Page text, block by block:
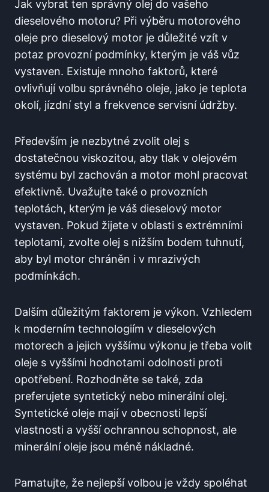
Jak vybrat ten správný olej do vašeho
dieselového motoru? Při výběru motorového
oleje pro dieselový motor je důležité vzít v
potaz provozní podmínky, kterým je váš vůz
vystaven. Existuje mnoho faktorů, které
ovlivňují volbu správného oleje, jako je teplota
okolí, jízdní styl a frekvence servisní údržby.
Především je nezbytné zvolit olej s
dostatečnou viskozitou, aby tlak v olejovém
systému byl zachován a motor mohl pracovat
efektivně. Uvažujte také o provozních
teplotách, kterým je váš dieselový motor
vystaven. Pokud žijete v oblasti s extrémními
teplotami, zvolte olej s nižším bodem tuhnutí,
aby byl motor chráněn i v mrazivých
podmínkách.
Dalším důležitým faktorem je výkon. Vzhledem
k moderním technologiím v dieselových
motorech a jejich vyššímu výkonu je třeba volit
oleje s vyššími hodnotami odolnosti proti
opotřebení. Rozhodněte se také, zda
preferujete syntetický nebo minerální olej.
Syntetické oleje mají v obecnosti lepší
vlastnosti a vyšší ochrannou schopnost, ale
minerální oleje jsou méně nákladné.
Pamatujte, že nejlepší volbou je vždy spoléhat